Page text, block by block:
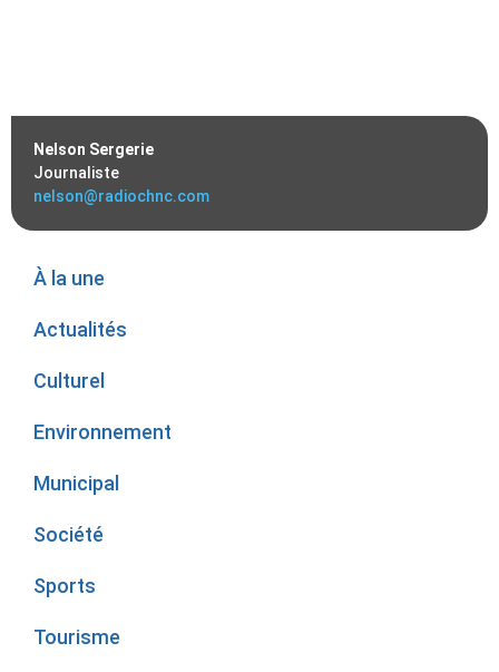
Nelson Sergerie
Journaliste
nelson@radiochnc.com
À la une
Actualités
Culturel
Environnement
Municipal
Société
Sports
Tourisme